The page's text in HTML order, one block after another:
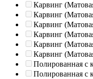
Карвинг
Карвинг
Карвинг
Карвинг
Карвинг
Карвинг
Полированная c
Полированная c